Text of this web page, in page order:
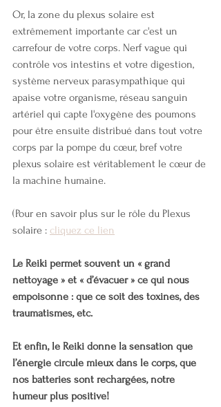
Or, la zone du plexus solaire est
extrêmement importante car c'est un
carrefour de votre corps. Nerf vague qui
contrôle vos intestins et votre digestion,
système nerveux parasympathique qui
apaise votre organisme, réseau sanguin
artériel qui capte l'oxygène des poumons
pour être ensuite distribué dans tout votre
corps par la pompe du cœur, bref votre
plexus solaire est véritablement le cœur de
la machine humaine.
(Pour en savoir plus sur le rôle du Plexus
solaire : cliquez ce lien
Le Reiki permet souvent un « grand
nettoyage » et « d’évacuer » ce qui nous
empoisonne : que ce soit des toxines, des
traumatismes, etc.
Et enfin, le Reiki donne la sensation que
l’énergie circule mieux dans le corps, que
nos batteries sont rechargées, notre
humeur plus positive!